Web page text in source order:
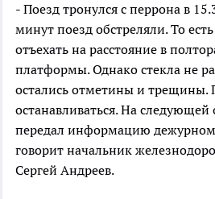
- Поезд тронулся с перрона в
минут поезд обстреляли. То есть
отъехать на расстояние в
платформы. Однако стекла не
остались отметины и трещины.
останавливаться. На
передал информацию
говорит начальник
Сергей Андреев.